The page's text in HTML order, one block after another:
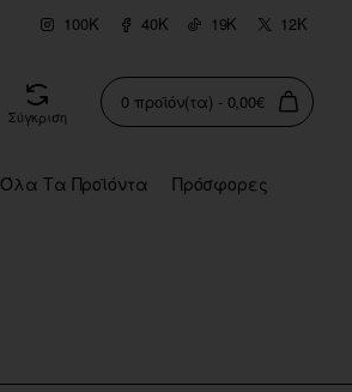
100K 40K 19K 12K
Σύγκριση
0 προϊόν(τα) - 0,00€
Όλα Τα Προϊόντα Πρόσφορες